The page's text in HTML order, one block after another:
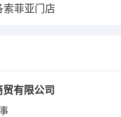
索菲亚门店
有限公司